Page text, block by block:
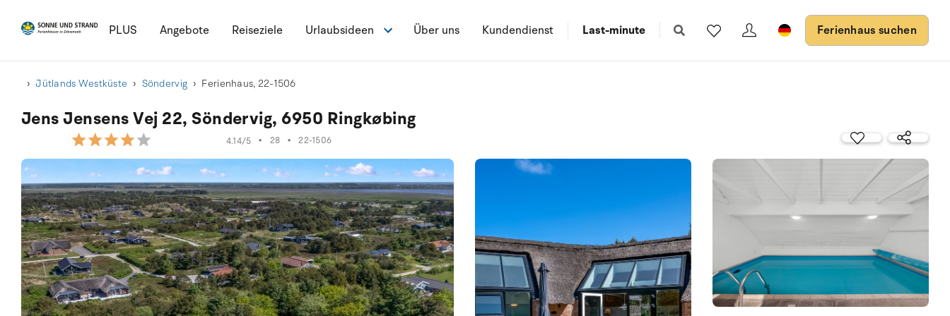
PLUS Angebote Reiseziele Urlaubsideen Über uns Kundendienst Last-minute Ferienhaus suchen
Jütlands Westküste Söndervig Ferienhaus, 22-1506
Jens Jensens Vej 22, Söndervig, 6950 Ringkøbing
4.14/5 • 28 • 22-1506